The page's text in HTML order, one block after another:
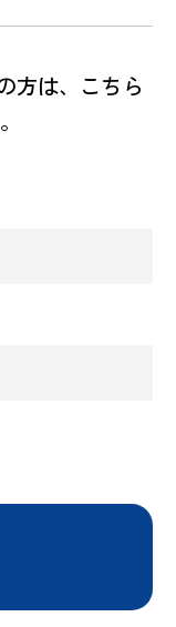
方は、こちら